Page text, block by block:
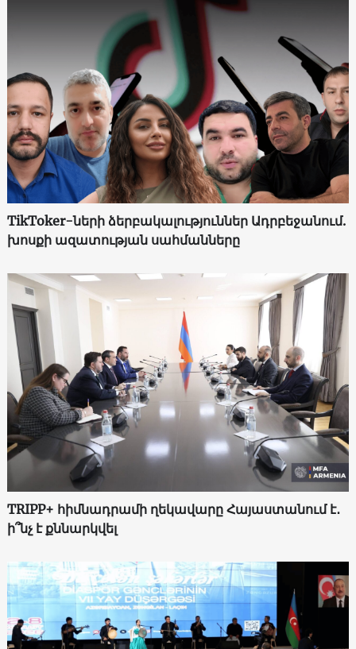
TikToker-ների ձերբակալություններ Ադրբեջանում.
խոսքի ազատության սահմանները
TRIPP+ հիմնադրամի ղեկավարը Հայաստանում է․
ի՞նչ է քննարկվել